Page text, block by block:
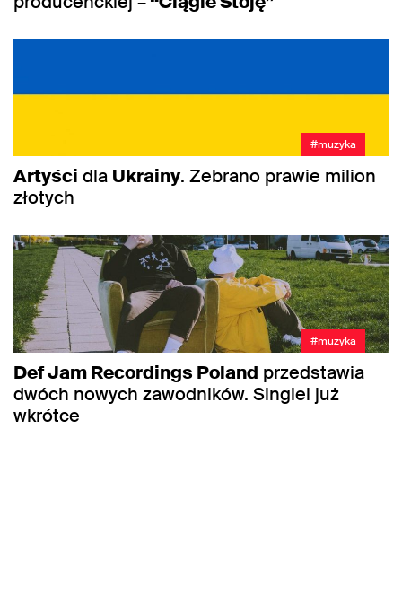
#muzyka
Artyści dla Ukrainy. Zebrano prawie milion
złotych
#muzyka
Def Jam Recordings Poland przedstawia
dwóch nowych zawodników. Singiel już
wkrótce